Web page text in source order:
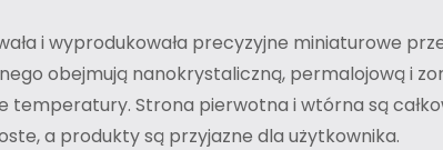
i wyprodukowała precyzyjne miniaturowe
obejmują nanokrystaliczną, permalojową i
temperatury. Strona pierwotna i wtórna są
a produkty są przyjazne dla użytkownika.